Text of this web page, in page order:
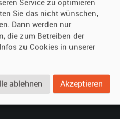
Hilfe
Häufige Fragen (FAQ)
So funktioniert's
Sie das nicht wünschen,
Dann werden nur
die zum Betreiben der
zu Cookies in unserer
ablehnen Akzeptieren